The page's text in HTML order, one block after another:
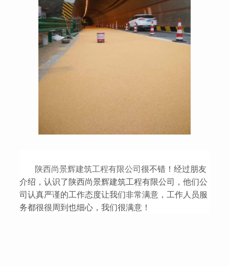
陕西尚景辉建筑工程有限公司很不错！经过朋友
介绍，认识了 陕西尚景辉建筑工程有限公司
，他们公
司认真严谨的工作态度让我们非常满意，工作人员服
务都很很周到也细心，我们很满意！